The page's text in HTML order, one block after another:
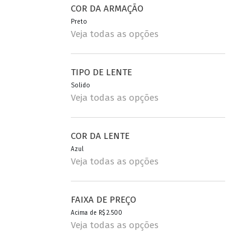
COR DA ARMAÇÃO
Preto
Veja todas as opções
TIPO DE LENTE
Solido
Veja todas as opções
COR DA LENTE
Azul
Veja todas as opções
FAIXA DE PREÇO
Acima de R$ 2.500
Veja todas as opções